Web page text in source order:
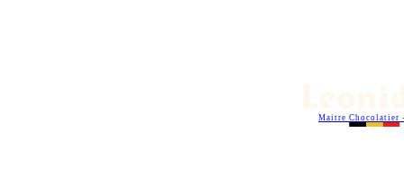
Maitre Chocolatier